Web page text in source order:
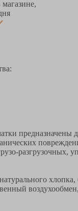
предназначены
разгрузочных,
хлопка,